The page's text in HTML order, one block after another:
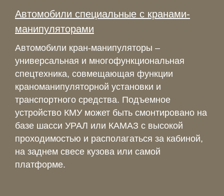
Автомобили специальные с кранами-
манипуляторами
Автомобили кран-манипуляторы –
универсальная и многофункциональная
спецтехника, совмещающая функции
краноманипуляторной установки и
транспортного средства. Подъемное
устройство КМУ может быть смонтировано на
базе шасси УРАЛ или КАМАЗ с высокой
проходимостью и располагаться за кабиной,
на заднем свесе кузова или самой
платформе.